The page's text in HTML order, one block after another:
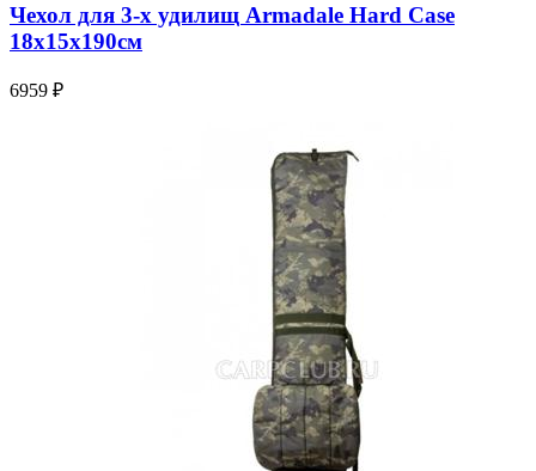
Чехол для 3-х удилищ Armadale Hard Case
18х15х190см
6959 ₽